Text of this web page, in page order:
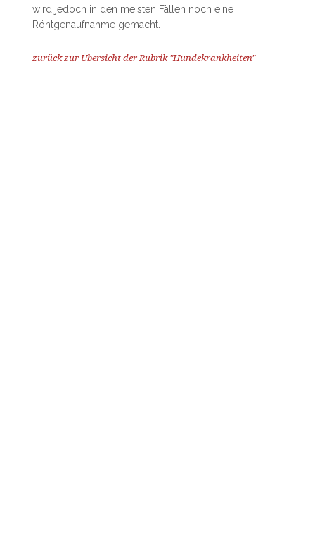
wird jedoch in den meisten Fällen noch eine
Röntgenaufnahme gemacht.
zurück zur Übersicht der Rubrik "Hundekrankheiten"